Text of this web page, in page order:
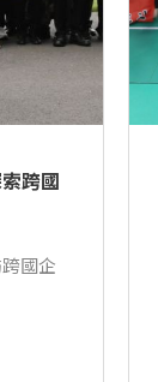
跨國
國企